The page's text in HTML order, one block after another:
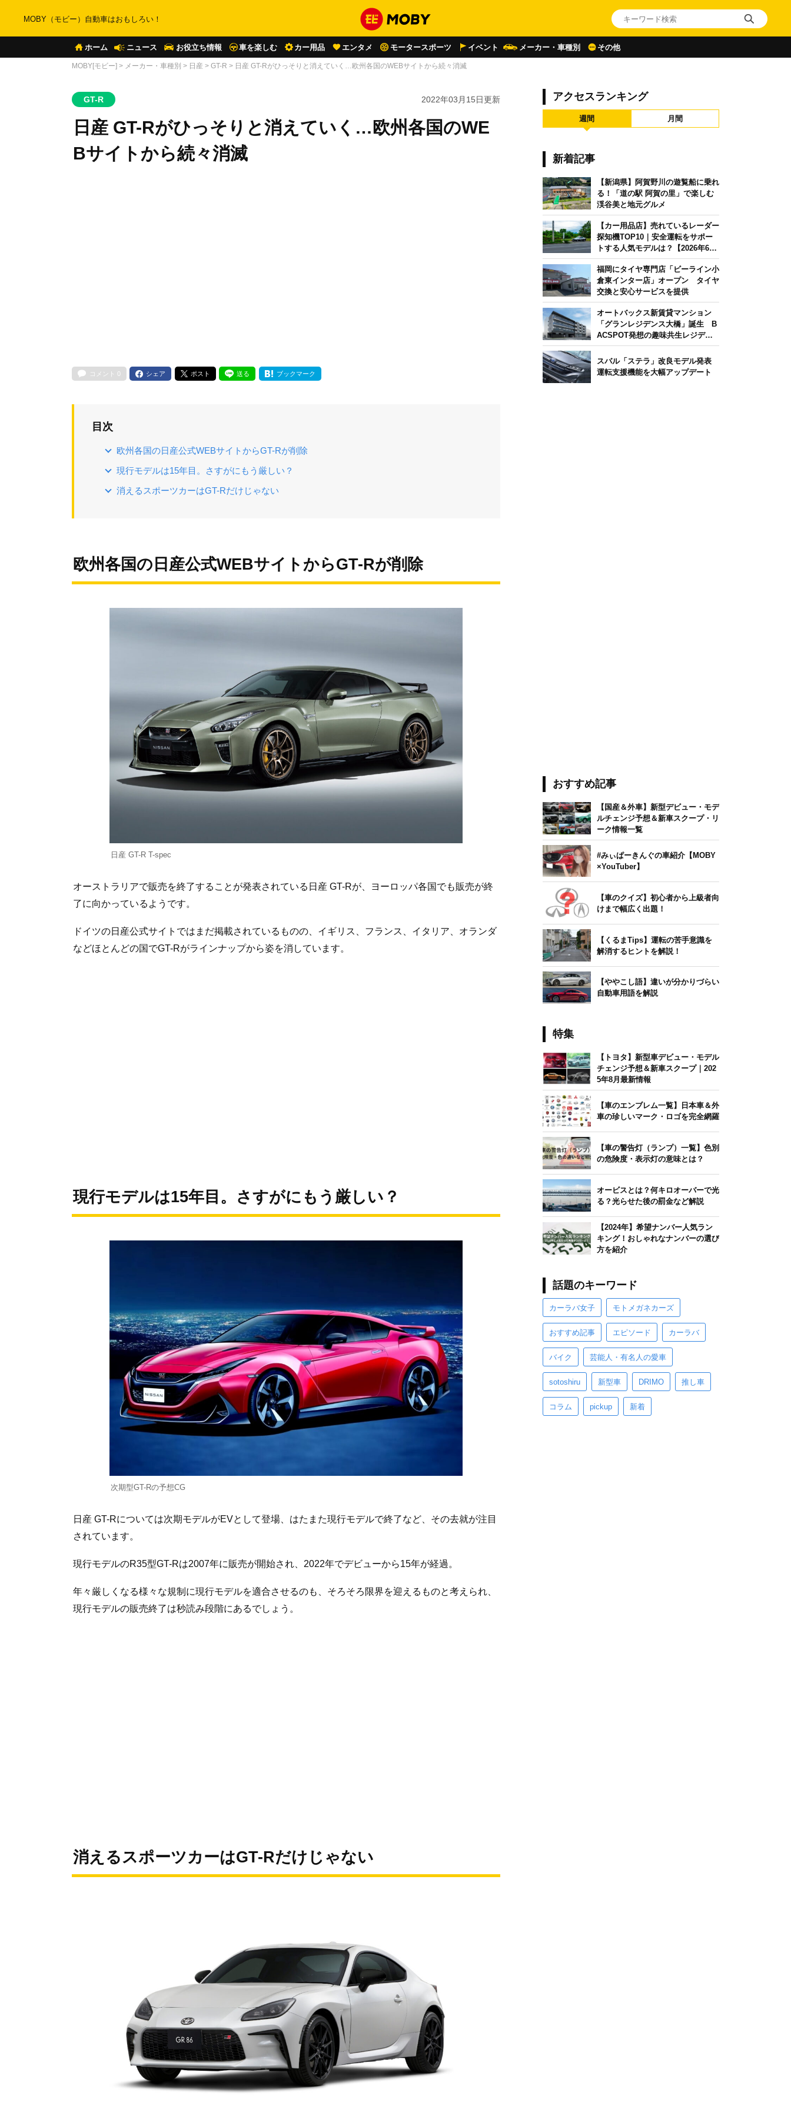
MOBY（モビー）自動車はおもしろい！
ホーム ニュース お役立ち情報 車を楽しむ カー用品 エンタメ モータースポーツ イベント メーカー・車種別 その他
MOBY[モビー] > メーカー・車種別 > 日産 > GT-R > 日産 GT-Rがひっそりと消えていく…欧州各国のWEBサイトから続々消滅
GT-R 2022年03月15日更新
日産 GT-Rがひっそりと消えていく…欧州各国のWE
Bサイトから続々消滅
コメント 0 シェア ポスト 送る ブックマーク
目次
欧州各国の日産公式WEBサイトからGT-Rが削除
現行モデルは15年目。さすがにもう厳しい？
消えるスポーツカーはGT-Rだけじゃない
欧州各国の日産公式WEBサイトからGT-Rが削除
日産 GT-R T-spec
オーストラリアで販売を終了することが発表されている日産 GT-Rが、ヨーロッパ各国でも販売が終
了に向かっているようです。
ドイツの日産公式サイトではまだ掲載されているものの、イギリス、フランス、イタリア、オランダ
などほとんどの国でGT-Rがラインナップから姿を消しています。
現行モデルは15年目。さすがにもう厳しい？
次期型GT-Rの予想CG
日産 GT-Rについては次期モデルがEVとして登場、はたまた現行モデルで終了など、その去就が注目
されています。
現行モデルのR35型GT-Rは2007年に販売が開始され、2022年でデビューから15年が経過。
年々厳しくなる様々な規制に現行モデルを適合させるのも、そろそろ限界を迎えるものと考えられ、
現行モデルの販売終了は秒読み段階にあるでしょう。
消えるスポーツカーはGT-Rだけじゃない
アクセスランキング
週間 月間
新着記事
【新潟県】阿賀野川の遊覧船に乗れ
る！「道の駅 阿賀の里」で楽しむ
渓谷美と地元グルメ
【カー用品店】売れているレーダー
探知機TOP10｜安全運転をサポー
トする人気モデルは？【2026年6月
版】
福岡にタイヤ専門店「ビーライン小
倉東インター店」オープン タイヤ
交換と安心サービスを提供
オートバックス新賃貸マンション
「グランレジデンス大橋」誕生 B
ACSPOT発想の趣味共生レジデン
ス
スバル「ステラ」改良モデル発表
運転支援機能を大幅アップデート
おすすめ記事
【国産＆外車】新型デビュー・モデ
ルチェンジ予想＆新車スクープ・リ
ーク情報一覧
#みぃぱーきんぐの車紹介【MOBY
×YouTuber】
【車のクイズ】初心者から上級者向
けまで幅広く出題！
【くるまTips】運転の苦手意識を
解消するヒントを解説！
【ややこし語】違いが分かりづらい
自動車用語を解説
特集
【トヨタ】新型車デビュー・モデル
チェンジ予想＆新車スクープ｜202
5年8月最新情報
【車のエンブレム一覧】日本車＆外
車の珍しいマーク・ロゴを完全網羅
【車の警告灯（ランプ）一覧】色別
の危険度・表示灯の意味とは？
オービスとは？何キロオーバーで光
る？光らせた後の罰金など解説
【2024年】希望ナンバー人気ラン
キング！おしゃれなナンバーの選び
方を紹介
話題のキーワード
カーラバ女子 モトメガネカーズ
おすすめ記事 エピソード カーラバ
バイク 芸能人・有名人の愛車
sotoshiru 新型車 DRIMO 推し車
コラム pickup 新着